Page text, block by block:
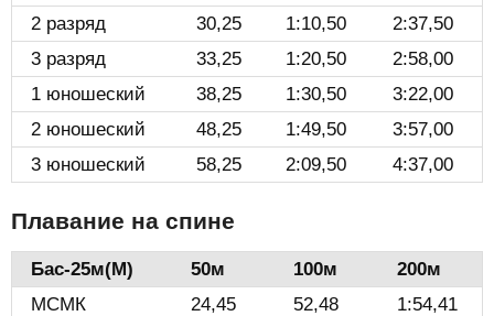
2 разряд
30,25 1:10,50
2:37,50
3 разряд
33,25 1:20,50
2:58,00
1 юношеский
38,25 1:30,50
3:22,00
2 юношеский
48,25 1:49,50
3:57,00
3 юношеский
58,25 2:09,50 4:37,00
Плавание на спине
Бас-25м(М)️ 50м 100м
200м
МСМК
24,45 52,48 1:54,41